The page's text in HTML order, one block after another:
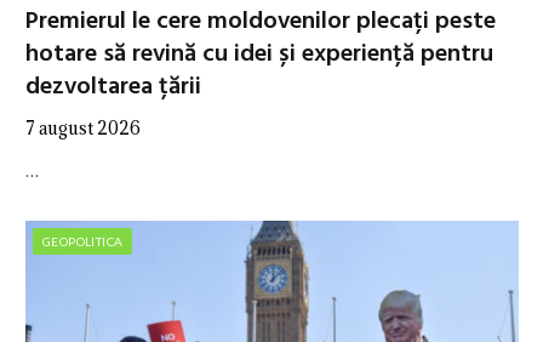
Premierul le cere moldovenilor plecați peste
hotare să revină cu idei și experiență pentru
dezvoltarea țării
7 august 2026
…
GEOPOLITICA